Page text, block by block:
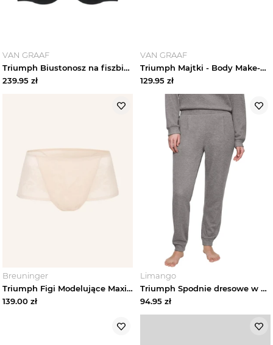
VAN GRAAF
Triumph Biustonosz na fiszbinach - Illusion Curve Kobiety czarny
239.95 zł
VAN GRAAF
Triumph Majtki - Body Make-Up Illusion Lace Shorty Kobiety czarny
129.95 zł
Breuninger
Triumph Figi Modelujące Maxi Wild Rose Sensation beige
139.00 zł
Limango
Triumph Spodnie dresowe w kolorze szarym rozmiar: 40
94.95 zł